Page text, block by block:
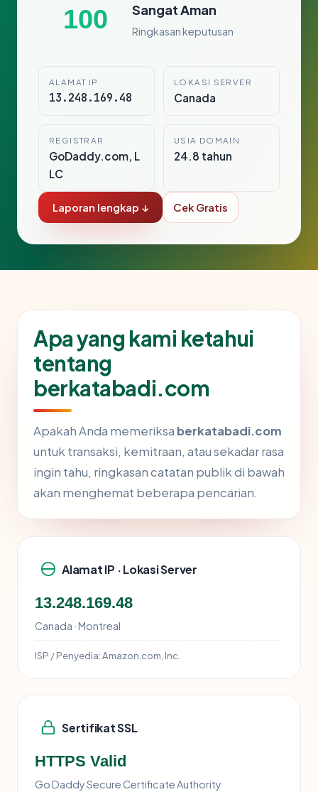
100 Sangat Aman
Ringkasan keputusan
ALAMAT IP
13.248.169.48
LOKASI SERVER
Canada
REGISTRAR
GoDaddy.com, L
LC
USIA DOMAIN
24.8 tahun
Laporan lengkap ↓ Cek Gratis
Apa yang kami ketahui
tentang
berkatabadi.com
Apakah Anda memeriksa berkatabadi.com
untuk transaksi, kemitraan, atau sekadar rasa
ingin tahu, ringkasan catatan publik di bawah
akan menghemat beberapa pencarian.
Alamat IP · Lokasi Server
13.248.169.48
Canada · Montreal
ISP / Penyedia:Amazon.com, Inc.
Sertifikat SSL
HTTPS Valid
Go Daddy Secure Certificate Authority